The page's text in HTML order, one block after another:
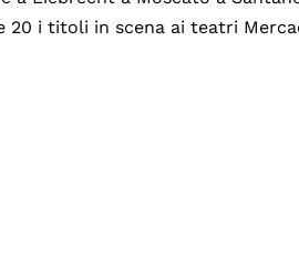
20 i titoli in scena ai teatri